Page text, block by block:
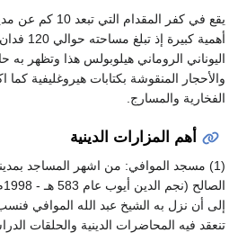
يقع في كفر المقدام التي
أهمية كبيرة إذ
اليوناني الروماني هيلوبولس هذا وتظهر به
والأحجار المنقوشة بكتابات هيروغليفية كما
الفخارية والمسارج.
أهم المزارات الدينية
(1) مسجد الموافي: من اشهر المساجد
الصالح
إلى أن نزل به الشيخ عبد الله الموافي فنسب
تنعقد فيه المحاضرات الدينية والحلقات